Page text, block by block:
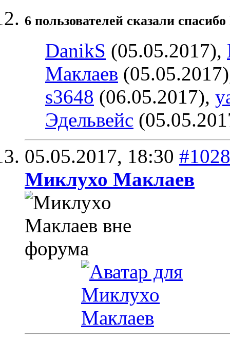
6 пользователей сказали
DanikS (05.05.2017),
Маклаев
s3648 (06.05.2017),
Эдельвейс
05.05.2017, 18:30
Миклухо Маклаев